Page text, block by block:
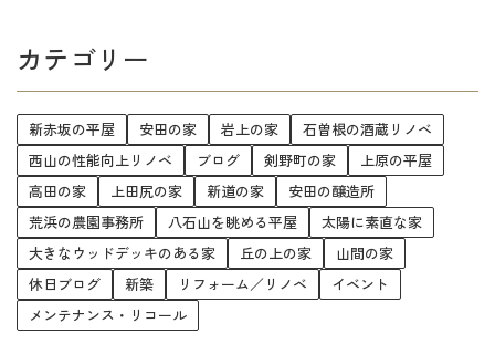
カテゴリー
新赤坂の平屋 安田の家 岩上の家
石曽根の酒蔵リノベ
西山の性能向上リノベ
ブログ 剣野町の家
上原の平屋
高田の家
上田尻の家 新道の家
安田の醸造所
荒浜の農園事務所
八石山を眺める平屋
太陽に素直な家
大きなウッドデッキのある家
丘の上の家
山間の家
休日ブログ
新築 リフォーム／リノベ
イベント
メンテナンス・リコール